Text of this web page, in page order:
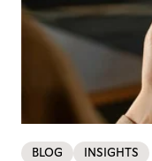
BLOG INSIGHTS